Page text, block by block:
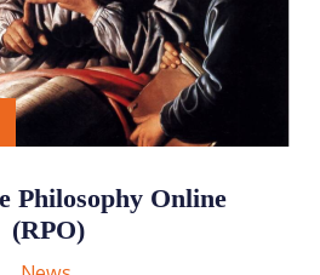
Philosophy Online
(RPO)